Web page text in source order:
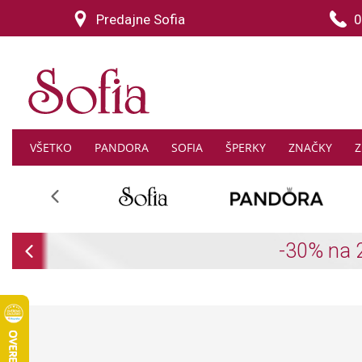
Predajne Sofia
VŠETKO PANDORA SOFIA ŠPERKY ZNAČKY